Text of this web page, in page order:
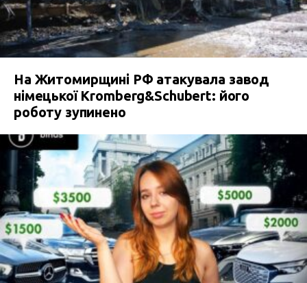
На Житомирщині РФ атакувала завод
німецької Kromberg&Schubert: його
роботу зупинено